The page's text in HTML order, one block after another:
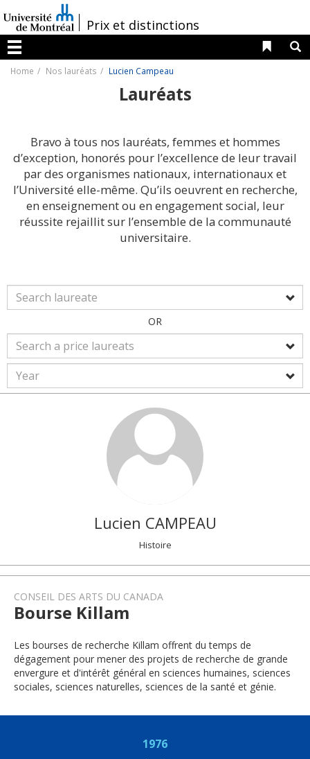
au
contenu
/Prix et distinctions
Menu
Liens
Home Nos lauréats Lucien Campeau
Lauréats
Bravo à tous nos lauréats, femmes et hommes
d’exception, honorés pour l’excellence de leur travail
par des organismes nationaux, internationaux et
l’Université elle-même. Qu’ils oeuvrent en recherche,
en enseignement ou en engagement social, leur
réussite rejaillit sur l’ensemble de la communauté
universitaire.
OR
Lucien CAMPEAU
Histoire
CONSEIL DES ARTS DU CANADA
Bourse Killam
Les bourses de recherche Killam offrent du temps de
dégagement pour mener des projets de recherche de grande
envergure et d'intérêt général en sciences humaines, sciences
sociales, sciences naturelles, sciences de la santé et génie.
1976